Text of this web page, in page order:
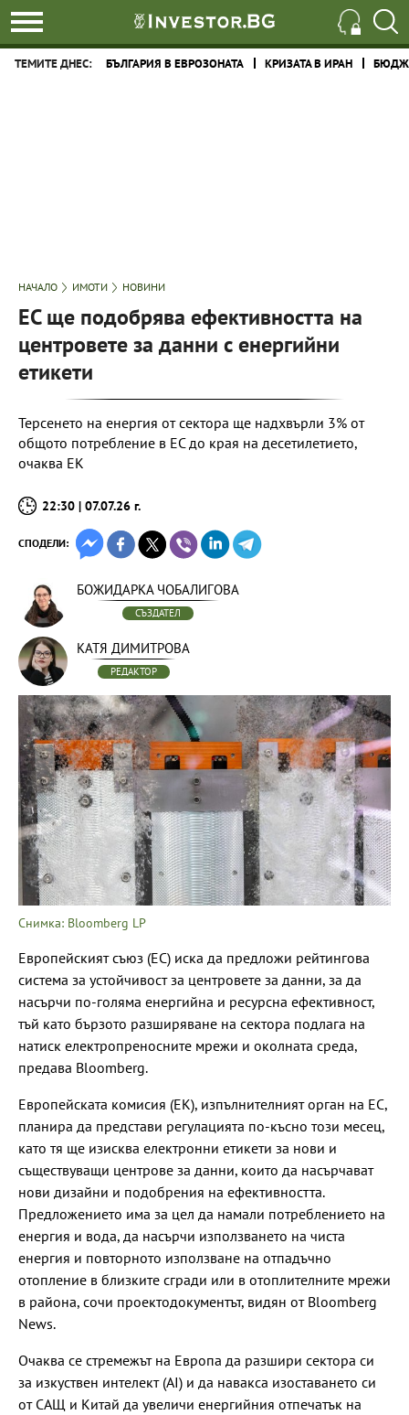
ТЕМИТЕ ДНЕС: БЪЛГАРИЯ В ЕВРОЗОНАТА КРИЗАТА В ИРАН
НАЧАЛО ИМОТИ НОВИНИ
ЕС ще подобрява ефективността на
центровете за данни с енергийни
етикети
Терсенето на енергия от сектора ще надхвърли 3% от
общото потребление в ЕС до края на десетилетието,
очаква ЕК
22:30 | 07.07.26 г.
СПОДЕЛИ:
БОЖИДАРКА ЧОБАЛИГОВА
СЪЗДАТЕЛ
КАТЯ ДИМИТРОВА
РЕДАКТОР
Снимка: Bloomberg LP
Европейският съюз (ЕС) иска да предложи рейтингова
система за устойчивост за центровете за данни, за да
насърчи по-голяма енергийна и ресурсна ефективност,
тъй като бързото разширяване на сектора подлага на
натиск електропреносните мрежи и околната среда,
предава Bloomberg.
Европейската комисия (ЕК), изпълнителният орган на ЕС,
планира да представи регулацията по-късно този месец,
като тя ще изисква електронни етикети за нови и
съществуващи центрове за данни, които да насърчават
нови дизайни и подобрения на ефективността.
Предложението има за цел да намали потреблението на
енергия и вода, да насърчи използването на чиста
енергия и повторното използване на отпадъчно
отопление в близките сгради или в отоплителните мрежи
в района, сочи проектодокументът, видян от Bloomberg
News.
Очаква се стремежът на Европа да разшири сектора си
за изкуствен интелект (AI) и да навакса изоставането си
от САЩ и Китай да увеличи енергийния отпечатък на